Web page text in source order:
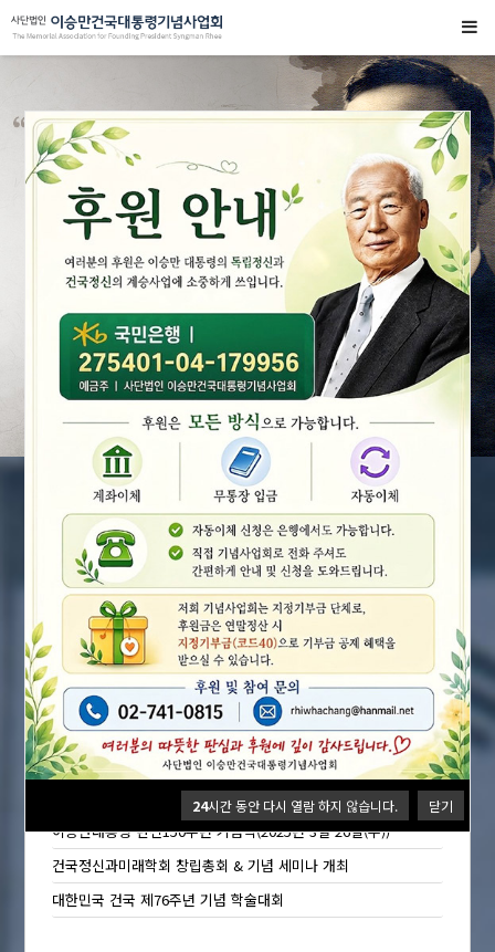
24 시간 동안 다시 열람 하지 않습니다. 닫기
생애와 업적
자세히보기
기념사업회 행사
이승만 건국대통령 탄생 150주년 기념 학술대회(2025년 3월 26일(수))
남북한의 토지개혁과 통일한국의 토지정책 학술세미나(2025년 3월 28일(금))
이승만대통령 탄신150주년 기념식(2025년 3월 26일(수))
건국정신과미래학회 창립총회 & 기념 세미나 개최
대한민국 건국 제76주년 기념 학술대회
더보기 >